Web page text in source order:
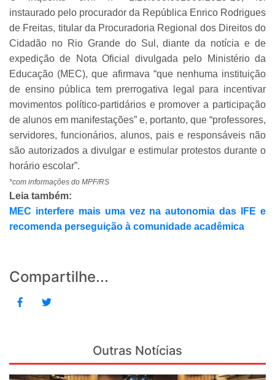
instaurado pelo procurador da República Enrico Rodrigues
de Freitas, titular da Procuradoria Regional dos Direitos do
Cidadão no Rio Grande do Sul, diante da notícia e de
expedição de Nota Oficial divulgada pelo Ministério da
Educação (MEC), que afirmava “que nenhuma instituição
de ensino pública tem prerrogativa legal para incentivar
movimentos político-partidários e promover a participação
de alunos em manifestações” e, portanto, que “professores,
servidores, funcionários, alunos, pais e responsáveis não
são autorizados a divulgar e estimular protestos durante o
horário escolar”.
*com informações do MPF/RS
Leia também:
MEC interfere mais uma vez na autonomia das IFE e
recomenda perseguição à comunidade acadêmica
Compartilhe...
Outras Notícias